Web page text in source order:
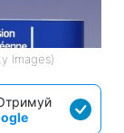
Images)